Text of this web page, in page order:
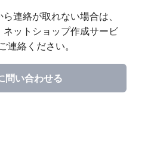
連絡が取れない場合は、
ネットショップ作成サービ
連絡ください。
問い合わせる